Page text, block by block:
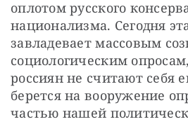
оплотом русского
национализма. Сегодня
завладевает массовым
социологическим
россиян не считают себя
берется на вооружение
частью нашей